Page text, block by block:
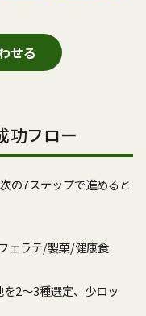
せる
功フロー
の7ステップで進めると
ェラテ/製菓/健康食
2〜3種選定、少ロッ